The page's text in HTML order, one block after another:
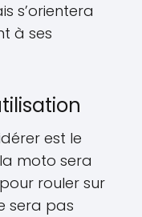
s’orientera
à ses
est le
moto sera
rouler sur
sera pas